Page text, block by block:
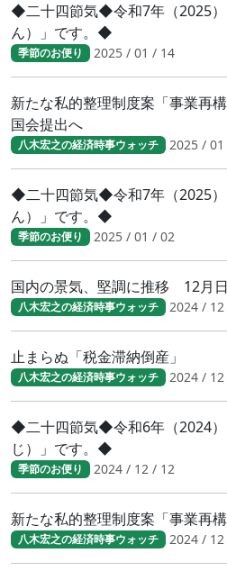
◆二十四節気◆令和7年（2025
ん）」です。◆
季節のお便り 2025 / 01 / 14
新たな私的整理制度案「事業再
国会提出へ
八木宏之の経済時事ウォッチ 2025 /
◆二十四節気◆令和7年（2025
ん）」です。◆
季節のお便り 2025 / 01 / 02
国内の景気、堅調に推移 12月
八木宏之の経済時事ウォッチ 2024 /
止まらぬ「税金滞納倒産」
八木宏之の経済時事ウォッチ 2024 /
◆二十四節気◆令和6年（2024）
じ）」です。◆
季節のお便り 2024 / 12 / 12
新たな私的整理制度案「事業再構
八木宏之の経済時事ウォッチ 2024 /